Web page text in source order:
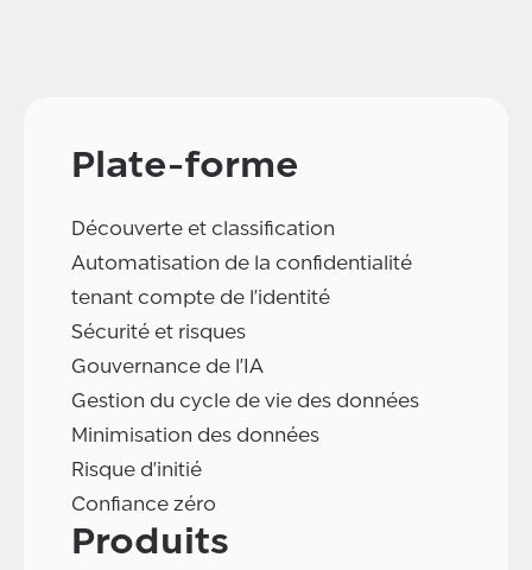
Plate-forme
Découverte et classification
Automatisation de la confidentialité
tenant compte de l'identité
Sécurité et risques
Gouvernance de l'IA
Gestion du cycle de vie des données
Minimisation des données
Risque d'initié
Confiance zéro
Produits